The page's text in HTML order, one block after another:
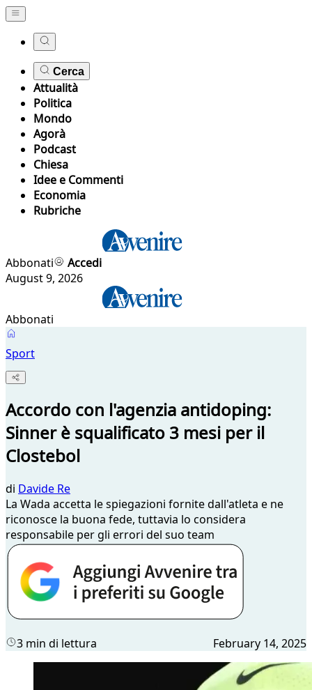
Cerca
Attualità
Politica
Mondo
Agorà
Podcast
Chiesa
Idee e Commenti
Economia
Rubriche
Abbonati
Accedi
August 9, 2026
Abbonati
Sport
Accordo con l'agenzia antidoping:
Sinner è squalificato 3 mesi per il
Clostebol
di Davide Re
La Wada accetta le spiegazioni fornite dall'atleta e ne
riconosce la buona fede, tuttavia lo considera
responsabile per gli errori del suo team
3 min di lettura February 14, 2025